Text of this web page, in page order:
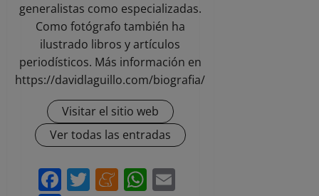
generalistas como especializadas.
Como fotógrafo también ha
ilustrado libros y artículos
periodísticos. Más información en
https://davidlaguillo.com/biografia/
Visitar el sitio web
Ver todas las entradas
Facebook
Twitter
Meneame
WhatsApp